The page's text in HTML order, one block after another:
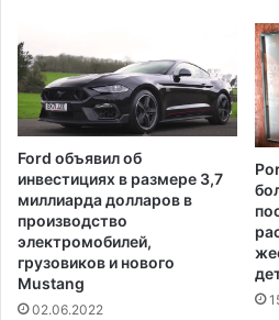
з
в
а
л
в
с
о
б
щ
у
р
у
а
о
е
т
с
т
а
Ford объявил об
инвестициях в размере 3,7
миллиарда долларов в
производство
электромобилей,
грузовиков и нового
Mustang
02.06.2022